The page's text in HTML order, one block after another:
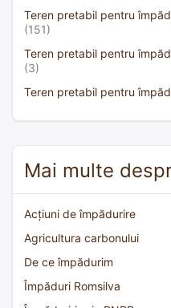
Teren pretabil pentru
(151)
Teren pretabil pentru
(3)
Teren pretabil pentru
Mai multe
Acțiuni de împădurire
Agricultura carbonului
De ce împădurim
Împăduri Romsilva